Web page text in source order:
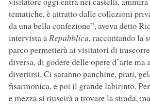
tematiche, è attratto dalle collezioni
da una bella confezione”, aveva detto
intervista aRepubblica, raccontando la
parco permetterà ai visitatori di
diversa, di godere delle opere d’arte ma
divertirsi. Ci saranno panchine, prati,
fisarmonica, e poi il grande labirinto.
e mezza si riuscirà a trovare la strada,